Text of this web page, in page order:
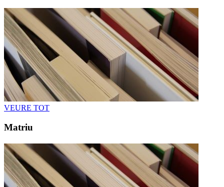
VEURE TOT
Matriu